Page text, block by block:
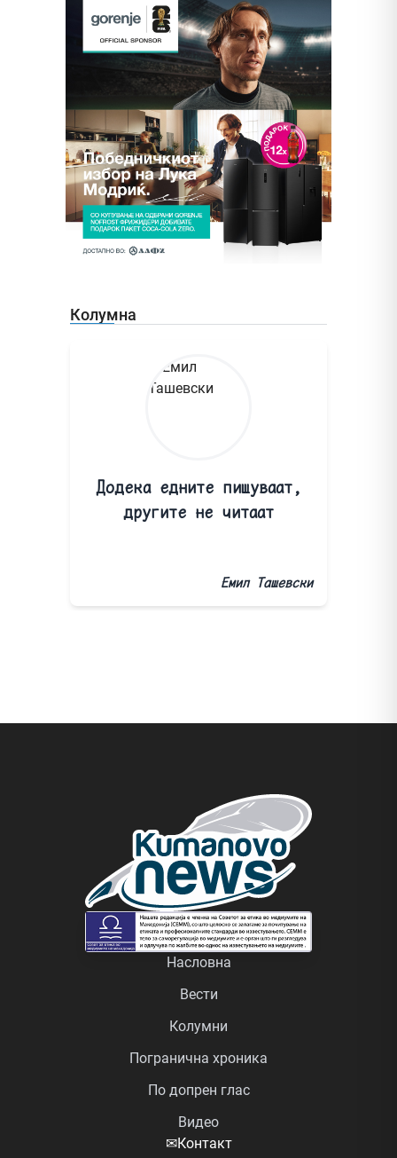
Колумна
Додека едните пишуваат,
другите не читаат
Емил Ташевски
Насловна
Вести
Колумни
Погранична хроника
По допрен глас
Видео
✉Контакт